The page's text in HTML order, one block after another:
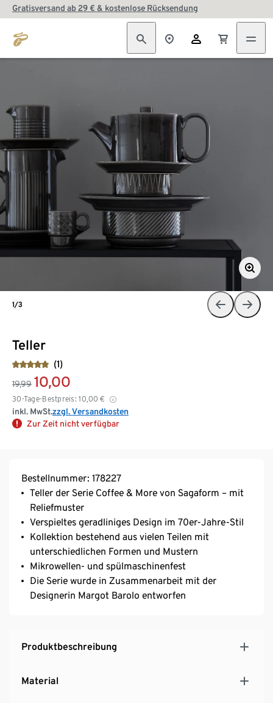
Gratisversand ab 29 € & kostenlose Rücksendung
Teller
(1)
19,99 10,00
30-Tage-Bestpreis: 10,00 €
inkl. MwSt.zzgl. Versandkosten
Zur Zeit nicht verfügbar
1/3
Bestellnummer: 178227
Teller der Serie Coffee & More von Sagaform – mit
Reliefmuster
Verspieltes geradliniges Design im 70er-Jahre-Stil
Kollektion bestehend aus vielen Teilen mit
unterschiedlichen Formen und Mustern
Mikrowellen- und spülmaschinenfest
Die Serie wurde in Zusammenarbeit mit der
Designerin Margot Barolo entworfen
Produktbeschreibung
Material